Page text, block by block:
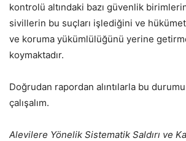
kontrolü altındaki bazı güvenlik
sivillerin bu suçları işlediğini ve
ve koruma yükümlülüğünü yerine
koymaktadır.
Doğrudan rapordan alıntılarla bu
çalışalım.
Alevilere Yönelik Sistematik Saldırı ve